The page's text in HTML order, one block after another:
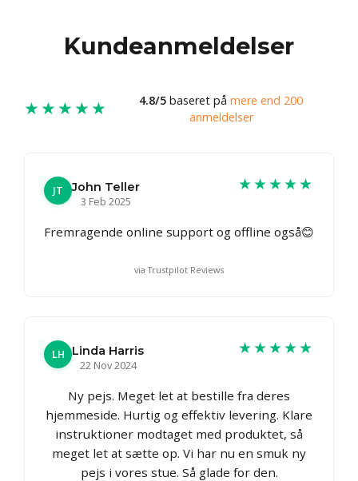
Kundeanmeldelser
★★★★★ 4.8/5 baseret på mere end 200
anmeldelser
JT
John Teller
3 Feb 2025
★★★★★
Fremragende online support og offline også😊
via Trustpilot Reviews
LH
Linda Harris
22 Nov 2024
★★★★★
Ny pejs. Meget let at bestille fra deres
hjemmeside. Hurtig og effektiv levering. Klare
instruktioner modtaget med produktet, så
meget let at sætte op. Vi har nu en smuk ny
pejs i vores stue. Så glade for den.